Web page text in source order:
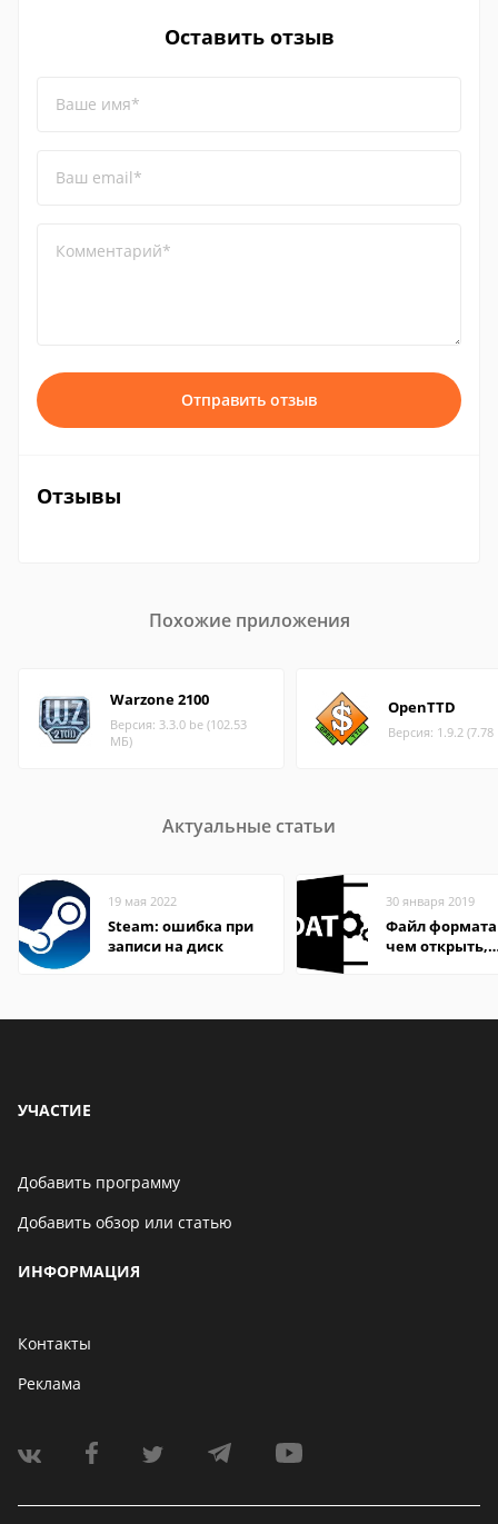
Оставить отзыв
Ваше имя*
Ваш email*
Комментарий*
Отправить отзыв
Отзывы
Похожие приложения
Warzone 2100
Версия: 3.3.0 be (102.53
МБ)
OpenTTD
Версия: 1.9.2
Актуальные статьи
19 мая 2022
Steam: ошибка при
записи на диск
30 января 2019
Файл формата
чем открыть,
УЧАСТИЕ
Добавить программу
Добавить обзор или статью
ИНФОРМАЦИЯ
Контакты
Реклама